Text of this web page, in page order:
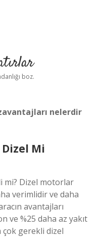
boz.
nelerdir
Mi
mi? Dizel motorlar
verimlidir ve daha
avantajları
ve %25 daha az yakıt
çok gerekli dizel